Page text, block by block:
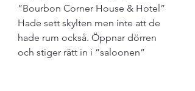
”Bourbon Corner House & Hotel”
Hade sett skylten men inte att de
hade rum också. Öppnar dörren
och stiger rätt in i ”saloonen”